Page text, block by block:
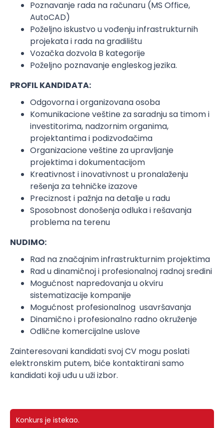
Poznavanje rada na računaru (MS Office,
AutoCAD)
Poželjno iskustvo u vođenju infrastrukturnih
projekata i rada na gradilištu
Vozačka dozvola B kategorije
Poželjno poznavanje engleskog jezika.
PROFIL KANDIDATA:
Odgovorna i organizovana osoba
Komunikacione veštine za saradnju sa timom i
investitorima, nadzornim organima,
projektantima i podizvođačima
Organizacione veštine za upravljanje
projektima i dokumentacijom
Kreativnost i inovativnost u pronalaženju
rešenja za tehničke izazove
Preciznost i pažnja na detalje u radu
Sposobnost donošenja odluka i rešavanja
problema na terenu
NUDIMO:
Rad na značajnim infrastrukturnim projektima
Rad u dinamičnoj i profesionalnoj radnoj sredini
Mogućnost napredovanja u okviru
sistematizacije kompanije
Mogućnost profesionalnog usavršavanja
Dinamično i profesionalno radno okruženje
Odlične komercijalne uslove
Zainteresovani kandidati svoj CV mogu poslati
elektronskim putem, biće kontaktirani samo
kandidati koji uđu u uži izbor.
Konkurs je istekao.